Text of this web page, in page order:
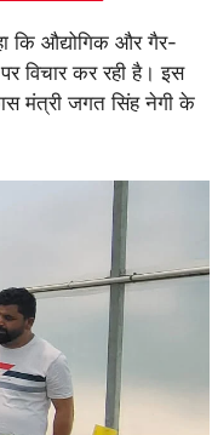
कि औद्योगिक और गैर-
विचार कर रही है। इस
मंत्री जगत सिंह नेगी के